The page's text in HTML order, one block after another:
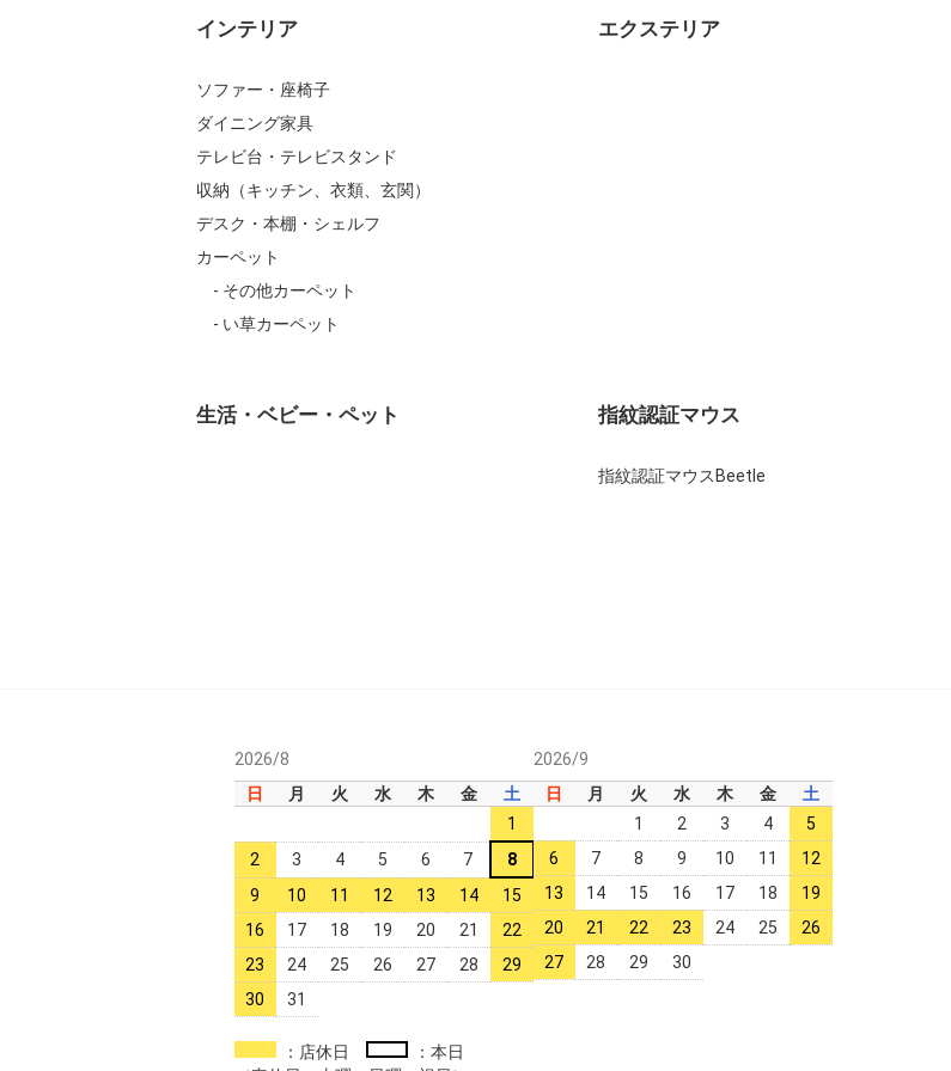
インテリア
ソファー・座椅子
ダイニング家具
テレビ台・テレビスタンド
収納（キッチン、衣類、玄関）
デスク・本棚・シェルフ
カーペット
その他カーペット
い草カーペット
エクステリア
生活・ベビー・ペット 指紋認証マウス
指紋認証マウスBeetle
2026/8
日
月 火 水 木 金
土
1
2
3 4 5 6 7
8
9
10 11 12 13 14
15
16
17 18 19 20 21
22
23
24 25 26 27 28
29
30
31
2026/9
日
月 火 水 木 金
土
1
2 3 4
5
6
7 8 9 10 11
12
13
14 15 16 17 18
19
20
21 22 23 24 25
26
27
28 29 30
：店休日
：本日